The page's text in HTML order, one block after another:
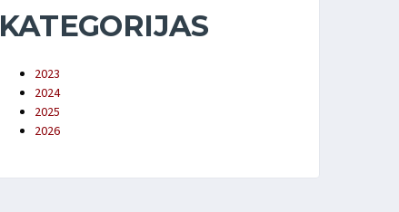
KATEGORIJAS
2023
2024
2025
2026